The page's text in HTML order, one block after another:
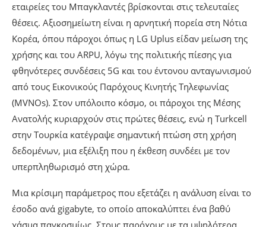
εταιρείες του Μπαγκλαντές βρίσκονται στις τελευταίες
θέσεις. Αξιοσημείωτη είναι η αρνητική πορεία στη Νότια
Κορέα, όπου πάροχοι όπως η LG Uplus είδαν μείωση της
χρήσης και του ARPU, λόγω της πολιτικής πίεσης για
φθηνότερες συνδέσεις 5G και του έντονου ανταγωνισμού
από τους Εικονικούς Παρόχους Κινητής Τηλεφωνίας
(MVNOs). Στον υπόλοιπο κόσμο, οι πάροχοι της Μέσης
Ανατολής κυριαρχούν στις πρώτες θέσεις, ενώ η Turkcell
στην Τουρκία κατέγραψε σημαντική πτώση στη χρήση
δεδομένων, μια εξέλιξη που η έκθεση συνδέει με τον
υπερπληθωρισμό στη χώρα.
Μια κρίσιμη παράμετρος που εξετάζει η ανάλυση είναι το
έσοδο ανά gigabyte, το οποίο αποκαλύπτει ένα βαθύ